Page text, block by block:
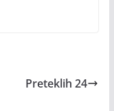
Preteklih 24